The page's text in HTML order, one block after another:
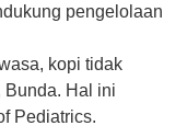
pengelolaan
kopi tidak
Bunda. Hal ini
Pediatrics.